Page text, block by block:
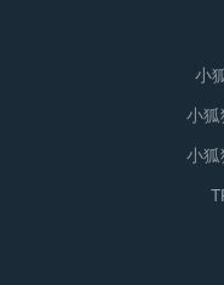
小
小狐
小狐